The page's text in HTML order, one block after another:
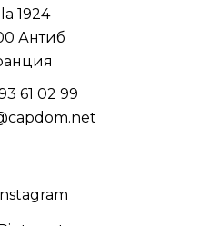
1924
Антиб
61 02 99